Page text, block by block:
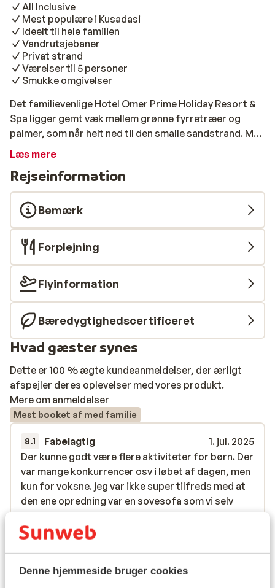
Denne hjemmeside bruger cookies
All Inclusive
Mest populære i Kusadasi
Ideelt til hele familien
Vandrutsjebaner
Privat strand
Værelser til 5 personer
Smukke omgivelser
Det familievenlige Hotel Omer Prime Holiday Resort &
Spa ligger gemt væk mellem grønne fyrretræer og
palmer, som når helt ned til den smalle sandstrand. Med
dolmus (en lille bus), der stopper foran hotellet, kan du
ligger ca. 2 km væk. De enkle værelser er fordelt på
forskellige dele af dette rummelige resort. En af de
fantastiske ting ved resortet er, at der er mange
skyggefulde steder at finde; du kan f.eks. nyde en drink
under et træ i poolbaren eller køle ned ved at tage en
dukkert i det klare blå vand i swimmingpoolen - eller
havet! Du har selvfølgelig også mulighed for at holde
dig i gang med aktiviteter som basketball og tennis.
Underholdningsteamet arrangerer også sjove spil og
sportsaktiviteter, og til børnene er der en hyggelig
miniklub. Og hvis du har brug for ultimativ afslapning
efter alle disse aktiviteter? Så er det dejlige
wellnesscenter svaret på dine bønner!
Læs mere
Rejseinformation
Bemærk
Forplejning
Flyinformation
Bæredygtighedscertificeret
Hvad gæster synes
Dette er 100 % ægte kundeanmeldelser, der ærligt
afspejler deres oplevelser med vores produkt.
Mere om anmeldelser
Mest booket af med familie
8.1 Fabelagtig
1. jul. 2025
Der kunne godt være flere aktiviteter for børn. Der
var mange konkurrencer osv i løbet af dagen, men
kun for voksne. jeg var ikke super tilfreds med at
den ene opredning var en sovesofa som vi selv
Der kunne godt være flere aktiviteter for børn. Der
var mange konkurrencer osv i løbet af dagen, men
kun for voksne. jeg var ikke super tilfreds med at
den ene opredning var en sovesofa som vi selv
Line
Med familie
Se alle 1 anmeldelser